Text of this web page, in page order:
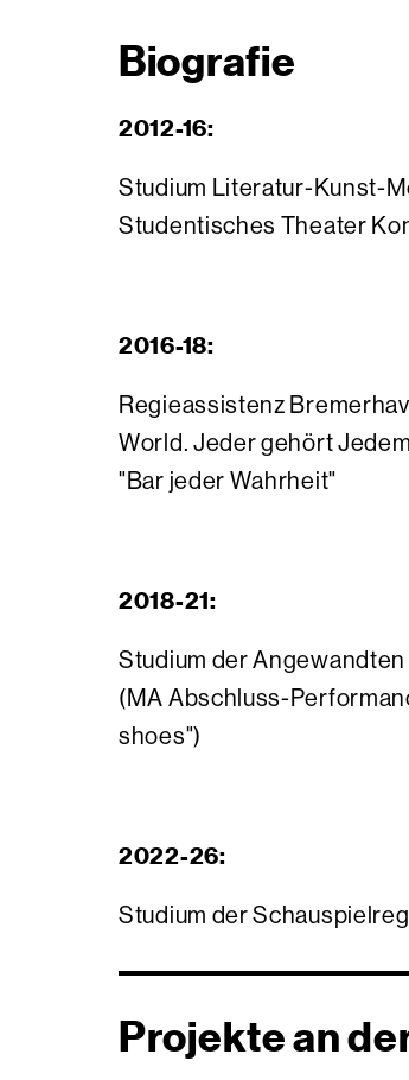
Biografie
2012-16:
Studium Literatur-Kunst-
Studentisches Theater
2016-18:
Regieassistenz
World. Jeder gehört
"Bar jeder Wahrheit"
2018-21:
Studium der
(MA Abschluss-
shoes")
2022-26:
Studium der
Projekte an